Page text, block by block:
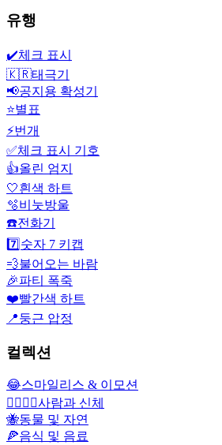
유행
✔️체크 표시
🇰🇷태극기
📢공지용 확성기
⭐별표
⚡번개
✅체크 표시 기호
👍올린 엄지
🤍흰색 하트
🫧비눗방울
☎️전화기
7️⃣ 숫자 7 키캡
💨불어오는 바람
🎉파티 폭죽
❤️빨간색 하트
📍둥근 압정
컬렉션
😂스마일리스 & 이모션
👩‍❤️‍💋‍👨사람과 신체
🐝동물 및 자연
🍕음식 및 음료